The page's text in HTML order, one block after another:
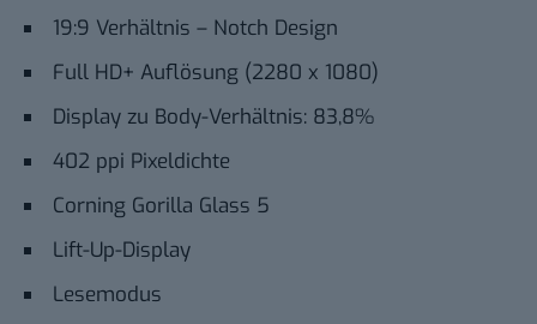
19:9 Verhältnis – Notch Design
Full HD+ Auflösung (2280 x 1080)
Display zu Body-Verhältnis: 83,8%
402 ppi Pixeldichte
Corning Gorilla Glass 5
Lift-Up-Display
Lesemodus